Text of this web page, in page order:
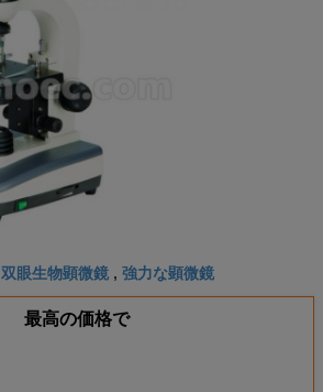
双眼生物顕微鏡 , 強力な顕微鏡
最高の価格で